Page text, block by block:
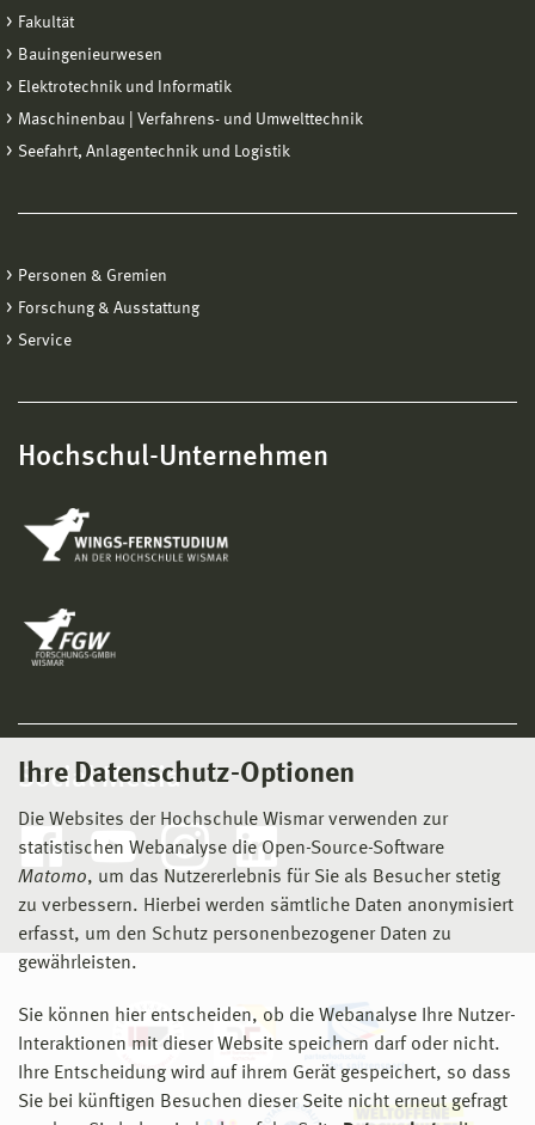
Ihre Datenschutz-Optionen
Die Websites der Hochschule Wismar verwenden zur
statistischen Webanalyse die Open-Source-Software
Matomo, um das Nutzererlebnis für Sie als Besucher stetig
zu verbessern. Hierbei werden sämtliche Daten anonymisiert
erfasst, um den Schutz personenbezogener Daten zu
gewährleisten.
Sie können hier entscheiden, ob die Webanalyse Ihre Nutzer-
Interaktionen mit dieser Website speichern darf oder nicht.
Ihre Entscheidung wird auf ihrem Gerät gespeichert, so dass
Sie bei künftigen Besuchen dieser Seite nicht erneut gefragt
Fakultät
Bauingenieurwesen
Elektrotechnik und Informatik
Maschinenbau | Verfahrens- und Umwelttechnik
Seefahrt, Anlagentechnik und Logistik
Personen & Gremien
Forschung & Ausstattung
Service
Hochschul-Unternehmen
Social Media